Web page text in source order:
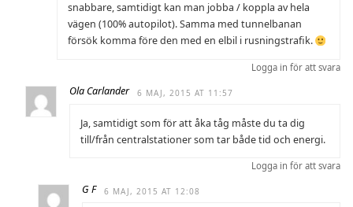
snabbare, samtidigt kan man jobba / koppla av hela
vägen (100% autopilot). Samma med tunnelbanan
försök komma före den med en elbil i rusningstrafik.
Logga in för att svara
Ola Carlander 6 MAJ, 2015 AT 11:57
Ja, samtidigt som för att åka tåg måste du ta dig
till/från centralstationer som tar både tid och energi.
Logga in för att svara
G F 6 MAJ, 2015 AT 12:08